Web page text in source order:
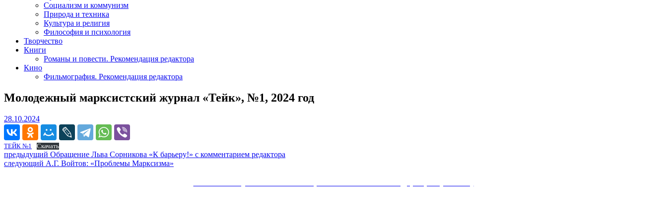
Социализм и коммунизм
Природа и техника
Культура и религия
Философия и психология
Творчество
Книги
Романы и повести. Рекомендация редактора
Кино
Фильмография. Рекомендация редактора
Молодежный марксистский журнал «Тейк», №1, 2024 год
28.10.202428.10.2024
ТЕЙК №1 Скачать
Навигация
по
предыдущий Предыдущий
пост:
Обращение Льва Сорникова «К барьеру!» с комментарием редактора
следующий Следующее
А.Г. Войтов: «Проблемы Марксизма»